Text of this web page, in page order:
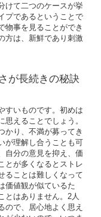
けて二つのケースが挙
プであるということで
物事を見ることができ
方は、新鮮であり刺激
が長続きの秘訣
すいものです。初めは
えることでしょう。
かり、不満が募ってき
が理解し合うことも可
自分の意見を抑え、価
とが多くなるとストレ
ることは難しくなって
価値観が似ているた
とはありません。2人
ので、居心地よく思え